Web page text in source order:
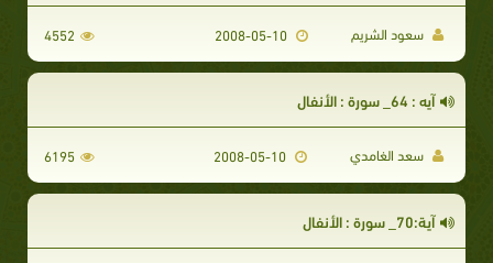
سعود الشريم 2008-05-10
4552
آيه : 64_ سورة : الأنفال
سعد الغامدي 2008-05-10
6195
آية:70_ سورة : الأنفال